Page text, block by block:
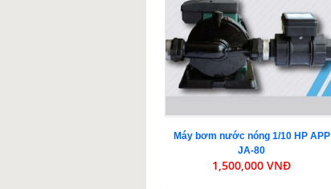
Máy bơm nước nóng 1/10 HP APP
JA-80
1,500,000 VNĐ